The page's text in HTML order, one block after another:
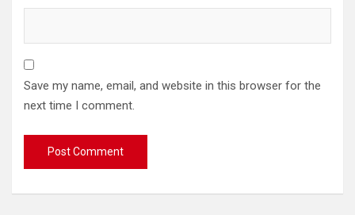
Save my name, email, and website in this browser for the
next time I comment.